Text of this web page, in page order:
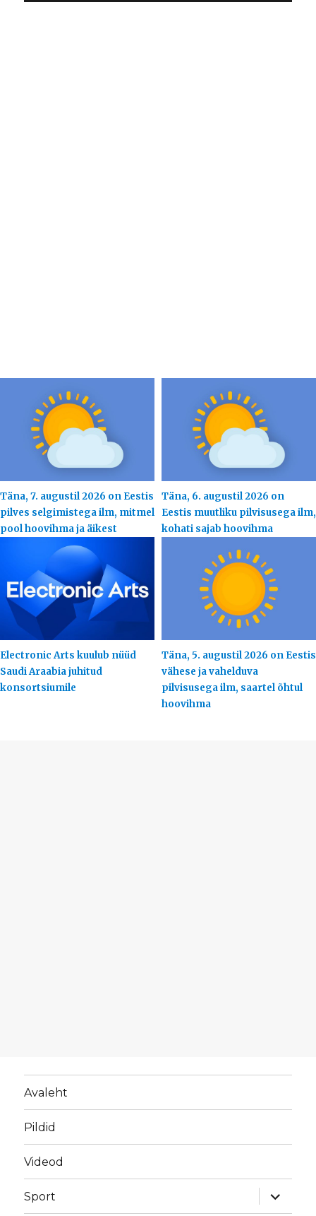
Täna, 7. augustil 2026 on Eestis
pilves selgimistega ilm, mitmel
pool hoovihma ja äikest
Täna, 6. augustil 2026 on
Eestis muutliku pilvisusega ilm,
kohati sajab hoovihma
Electronic Arts kuulub nüüd
Saudi Araabia juhitud
konsortsiumile
Täna, 5. augustil 2026 on Eestis
vähese ja vahelduva
pilvisusega ilm, saartel õhtul
hoovihma
Avaleht
Pildid
Videod
Sport
laienda